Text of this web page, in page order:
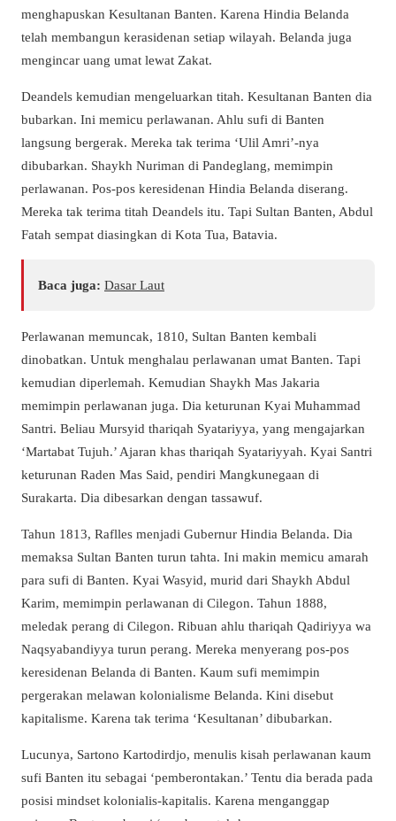
menghapuskan Kesultanan Banten. Karena Hindia Belanda
telah membangun kerasidenan setiap wilayah. Belanda juga
mengincar uang umat lewat Zakat.
Deandels kemudian mengeluarkan titah. Kesultanan Banten dia
bubarkan. Ini memicu perlawanan. Ahlu sufi di Banten
langsung bergerak. Mereka tak terima ‘Ulil Amri’-nya
dibubarkan. Shaykh Nuriman di Pandeglang, memimpin
perlawanan. Pos-pos keresidenan Hindia Belanda diserang.
Mereka tak terima titah Deandels itu. Tapi Sultan Banten, Abdul
Fatah sempat diasingkan di Kota Tua, Batavia.
Baca juga: Dasar Laut
Perlawanan memuncak, 1810, Sultan Banten kembali
dinobatkan. Untuk menghalau perlawanan umat Banten. Tapi
kemudian diperlemah. Kemudian Shaykh Mas Jakaria
memimpin perlawanan juga. Dia keturunan Kyai Muhammad
Santri. Beliau Mursyid thariqah Syatariyya, yang mengajarkan
‘Martabat Tujuh.’ Ajaran khas thariqah Syatariyyah. Kyai Santri
keturunan Raden Mas Said, pendiri Mangkunegaan di
Surakarta. Dia dibesarkan dengan tassawuf.
Tahun 1813, Raflles menjadi Gubernur Hindia Belanda. Dia
memaksa Sultan Banten turun tahta. Ini makin memicu amarah
para sufi di Banten. Kyai Wasyid, murid dari Shaykh Abdul
Karim, memimpin perlawanan di Cilegon. Tahun 1888,
meledak perang di Cilegon. Ribuan ahlu thariqah Qadiriyya wa
Naqsyabandiyya turun perang. Mereka menyerang pos-pos
keresidenan Belanda di Banten. Kaum sufi memimpin
pergerakan melawan kolonialisme Belanda. Kini disebut
kapitalisme. Karena tak terima ‘Kesultanan’ dibubarkan.
Lucunya, Sartono Kartodirdjo, menulis kisah perlawanan kaum
sufi Banten itu sebagai ‘pemberontakan.’ Tentu dia berada pada
posisi mindset kolonialis-kapitalis. Karena menganggap